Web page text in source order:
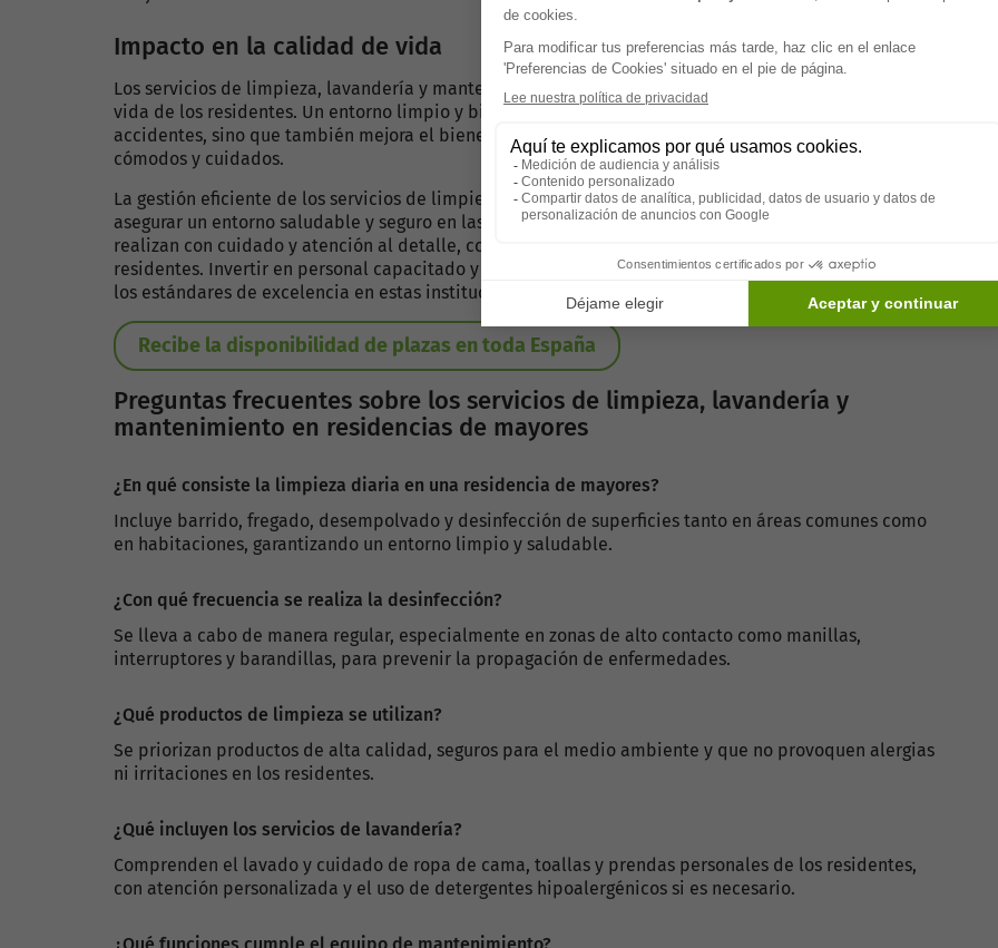
Impacto en la calidad de vida
Los servicios de limpieza, lavandería y mantenimiento tienen un impacto directo en la calidad de
vida de los residentes. Un entorno limpio y bien mantenido no solo previene enfermedades y
accidentes, sino que también mejora el bienestar emocional de los mayores, haciendo que se sientan
cómodos y cuidados.
La gestión eficiente de los servicios de limpieza, lavandería y mantenimiento es fundamental para
asegurar un entorno saludable y seguro en las residencias de mayores. Estos servicios, cuando se
realizan con cuidado y atención al detalle, contribuyen significativamente al bienestar general de los
residentes. Invertir en personal capacitado y en productos de alta calidad es esencial para mantener
los estándares de excelencia en estas instituciones.
Recibe la disponibilidad de plazas en toda España
Preguntas frecuentes sobre los servicios de limpieza, lavandería y
mantenimiento en residencias de mayores
¿En qué consiste la limpieza diaria en una residencia de mayores?
Incluye barrido, fregado, desempolvado y desinfección de superficies tanto en áreas comunes como
en habitaciones, garantizando un entorno limpio y saludable.
¿Con qué frecuencia se realiza la desinfección?
Se lleva a cabo de manera regular, especialmente en zonas de alto contacto como manillas,
interruptores y barandillas, para prevenir la propagación de enfermedades.
¿Qué productos de limpieza se utilizan?
Se priorizan productos de alta calidad, seguros para el medio ambiente y que no provoquen alergias
ni irritaciones en los residentes.
¿Qué incluyen los servicios de lavandería?
Comprenden el lavado y cuidado de ropa de cama, toallas y prendas personales de los residentes,
con atención personalizada y el uso de detergentes hipoalergénicos si es necesario.